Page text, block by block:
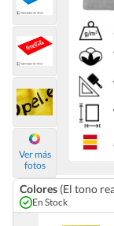
Ver más
fotos
Colores (El tono
En Stock